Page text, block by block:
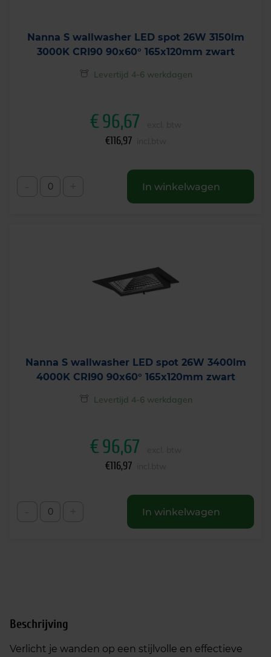
Nanna S wallwasher LED spot 26W 3150lm
3000K CRI90 90x60° 165x120mm zwart
Levertijd 4-6 werkdagen
€96,67
€116,97
In winkelwagen
Nanna S wallwasher LED spot 26W 3400lm
4000K CRI90 90x60° 165x120mm zwart
Levertijd 4-6 werkdagen
€96,67
€116,97
In winkelwagen
Beschrijving
Verlicht je wanden op een stijlvolle en effectieve